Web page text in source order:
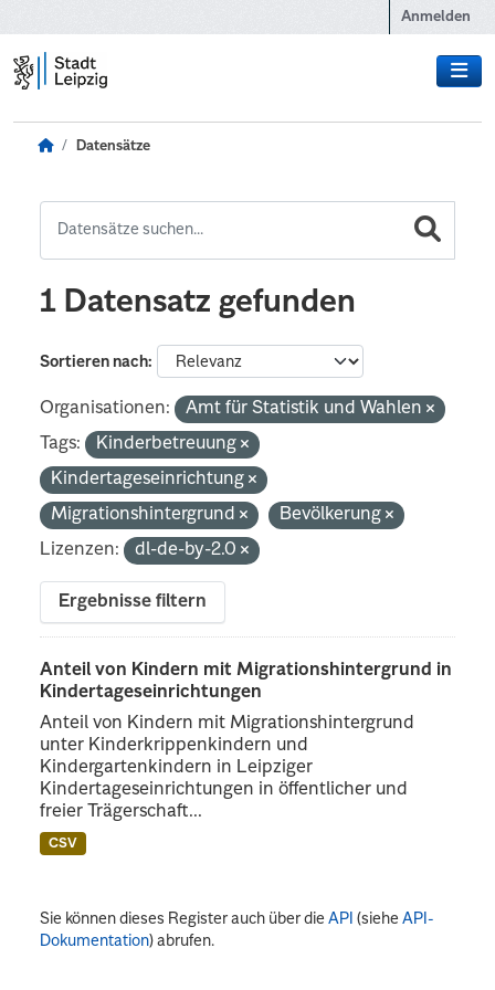
Anmelden
Datensätze
1 Datensatz gefunden
Sortieren nach
Organisationen:
Amt für Statistik und Wahlen
Tags:
Kinderbetreuung
Kindertageseinrichtung
Migrationshintergrund
Bevölkerung
Lizenzen:
dl-de-by-2.0
Ergebnisse filtern
Anteil von Kindern mit Migrationshintergrund in
Kindertageseinrichtungen
Anteil von Kindern mit Migrationshintergrund
unter Kinderkrippenkindern und
Kindergartenkindern in Leipziger
Kindertageseinrichtungen in öffentlicher und
freier Trägerschaft...
CSV
Sie können dieses Register auch über dieAPI (sieheAPI-
Dokumentation) abrufen.